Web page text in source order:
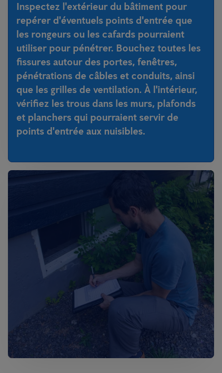
Inspectez l'extérieur du bâtiment pour
repérer d'éventuels points d'entrée que
les rongeurs ou les cafards pourraient
utiliser pour pénétrer. Bouchez toutes les
fissures autour des portes, fenêtres,
pénétrations de câbles et conduits, ainsi
que les grilles de ventilation. À l'intérieur,
vérifiez les trous dans les murs, plafonds
et planchers qui pourraient servir de
points d'entrée aux nuisibles.